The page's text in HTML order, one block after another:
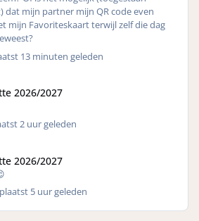
dat mijn partner mijn QR code even
mijn Favoriteskaart terwijl zelf die dag
13 minuten geleden
2026/2027
2 uur geleden
2026/2027
5 uur geleden